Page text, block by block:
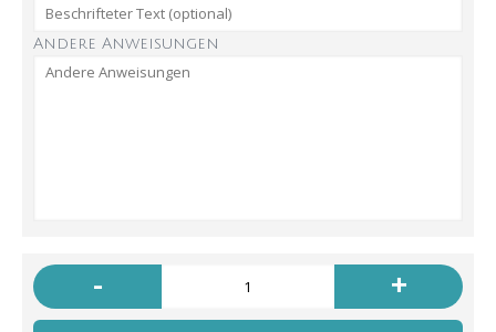
Andere Anweisungen
- +